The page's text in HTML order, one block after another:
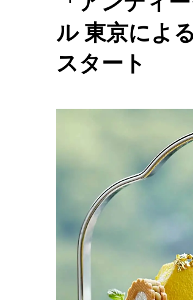
ル 東京によ
スタート